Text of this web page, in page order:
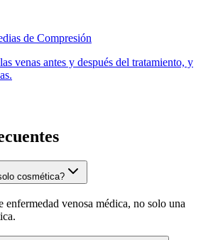
de Compresión
venas antes y después del tratamiento, y
cosmética?
enfermedad venosa médica, no solo una